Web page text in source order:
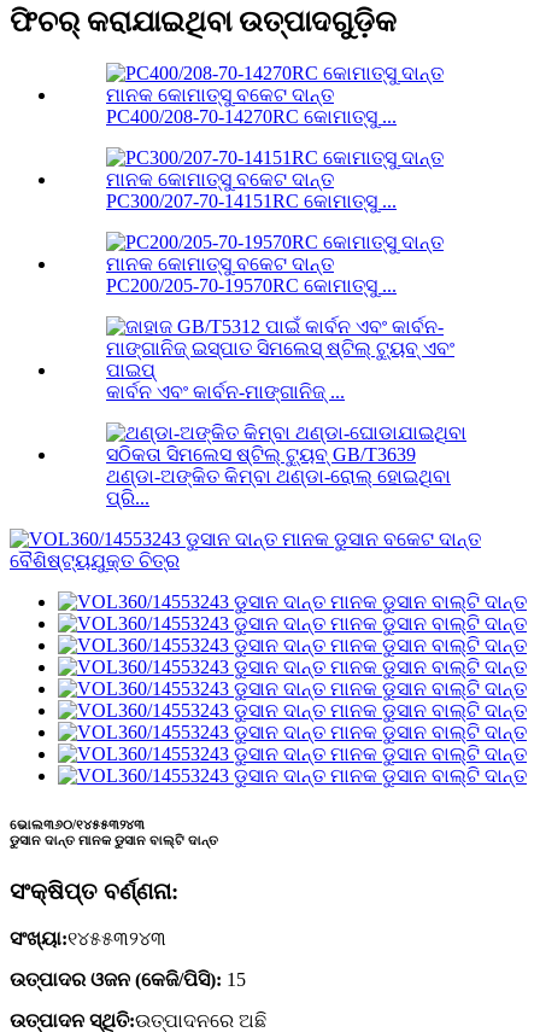
ଫିଚର୍ କରାଯାଇଥିବା ଉତ୍ପାଦଗୁଡ଼ିକ
PC400/208-70-14270RC କୋମାତ୍ସୁ ...
PC300/207-70-14151RC କୋମାତ୍ସୁ ...
PC200/205-70-19570RC କୋମାତ୍ସୁ ...
କାର୍ବନ ଏବଂ କାର୍ବନ-ମାଙ୍ଗାନିଜ୍ ...
ଥଣ୍ଡା-ଅଙ୍କିତ କିମ୍ବା ଥଣ୍ଡା-ରୋଲ୍ ହୋଇଥିବା
ପ୍ରି...
ଭୋଲ୩୬୦/୧୪୫୫୩୨୪୩
ଡୁସାନ ଦାନ୍ତ ମାନକ ଡୁସାନ ବାଲ୍ଟି ଦାନ୍ତ
ସଂକ୍ଷିପ୍ତ ବର୍ଣ୍ଣନା:
ସଂଖ୍ୟା:୧୪୫୫୩୨୪୩
ଉତ୍ପାଦର ଓଜନ (କେଜି/ପିସି): 15
ଉତ୍ପାଦନ ସ୍ଥିତି:ଉତ୍ପାଦନରେ ଅଛି